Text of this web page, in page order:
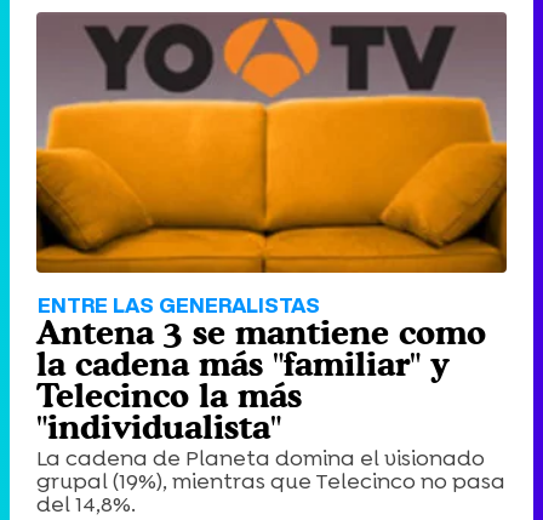
ENTRE LAS GENERALISTAS
Antena 3 se mantiene como
la cadena más "familiar" y
Telecinco la más
"individualista"
La cadena de Planeta domina el visionado
grupal (19%), mientras que Telecinco no pasa
del 14,8%.